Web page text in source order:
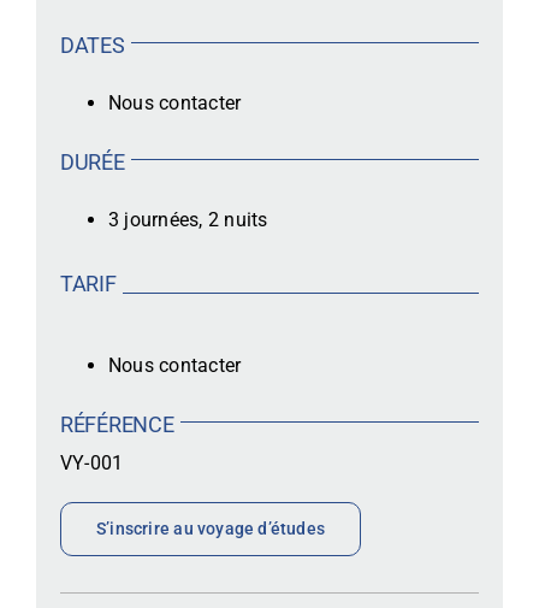
DATES
Nous contacter
DURÉE
3 journées, 2 nuits
TARIF
Nous contacter
RÉFÉRENCE
VY-001
S’inscrire au voyage d’études